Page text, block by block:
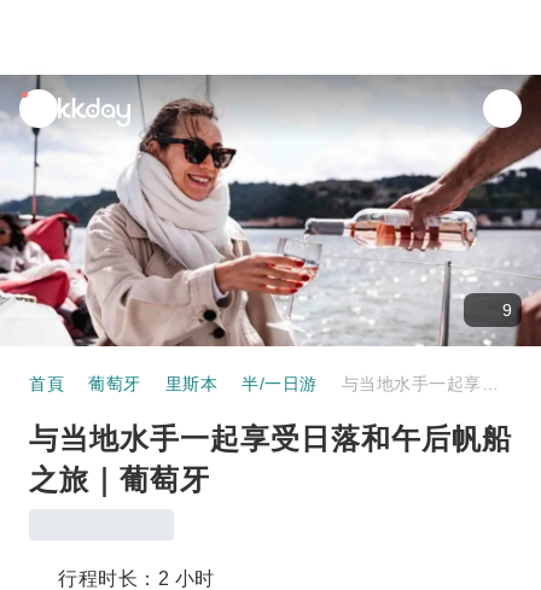
unread
notifications
9
首頁 葡萄牙 里斯本 半/一日游
与当地水手一起享受日落和午后帆船
之旅｜葡萄牙
行程时长：2 小时